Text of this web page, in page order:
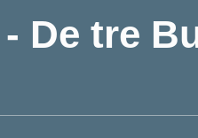
De tre